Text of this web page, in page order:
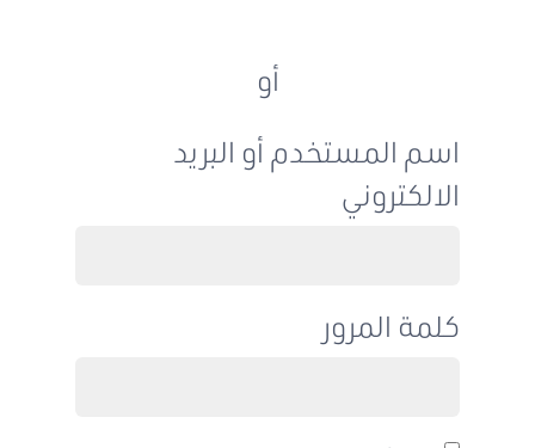
اسم المستخدم أو البريد
الالكتروني
كلمة المرور